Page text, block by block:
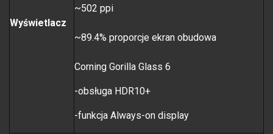
Wyświetlacz
~502 ppi
~89.4% proporcje ekran obudowa
Corning Gorilla Glass 6
-obsługa HDR10+
-funkcja Always-on display